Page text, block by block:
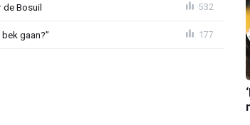
de Bosuil 532
gaan?” 177